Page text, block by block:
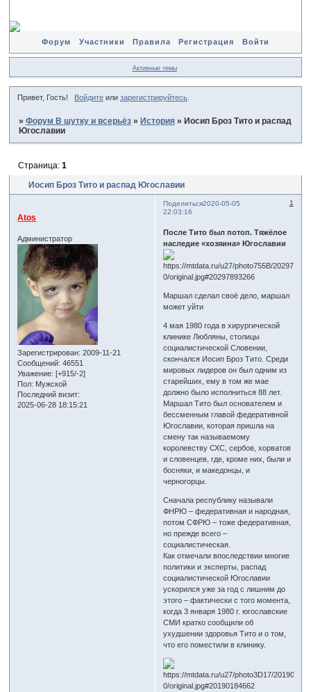
Форум Участники Правила Регистрация Войти
Активные темы
Привет, Гость! Войдитеили зарегистрируйтесь.
» Форум В шутку и всерьёз » История » Иосип Броз Тито и распад
Югославии
Иосип Броз Тито и распад Югославии
Страница: 1
Поделиться 1
2020-05-05
22:03:16
Atos
Администратор
Зарегистрирован: 2009-11-21
Сообщений: 46551
Уважение: [+915/-2]
Пол: Мужской
Последний визит:
2025-06-28 18:15:21
После Тито был потоп. Тяжёлое
наследие «хозяина» Югославии
Маршал сделал своё дело, маршал
может уйти
4 мая 1980 года в хирургической
клинике Любляны, столицы
социалистической Словении,
скончался Иосип Броз Тито. Среди
мировых лидеров он был одним из
старейших, ему в том же мае
должно было исполниться 88 лет.
Маршал Тито был основателем и
бессменным главой федеративной
Югославии, которая пришла на
смену так называемому
королевству СХС, сербов, хорватов
и словенцев, где, кроме них, были и
босняки, и македонцы, и
черногорцы.
Сначала республику называли
ФНРЮ – федеративная и народная,
потом СФРЮ – тоже федеративная,
но прежде всего –
социалистическая.
Как отмечали впоследствии многие
политики и эксперты, распад
социалистической Югославии
ускорился уже за год с лишним до
этого – фактически с того момента,
когда 3 января 1980 г. югославские
СМИ кратко сообщили об
ухудшении здоровья Тито и о том,
что его поместили в клинику.